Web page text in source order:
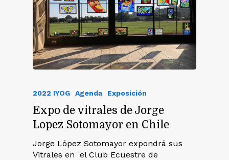
2022 IYOG Agenda Exposición
Expo de vitrales de Jorge
Lopez Sotomayor en Chile
Jorge López Sotomayor expondrá sus
Vitrales en el Club Ecuestre de